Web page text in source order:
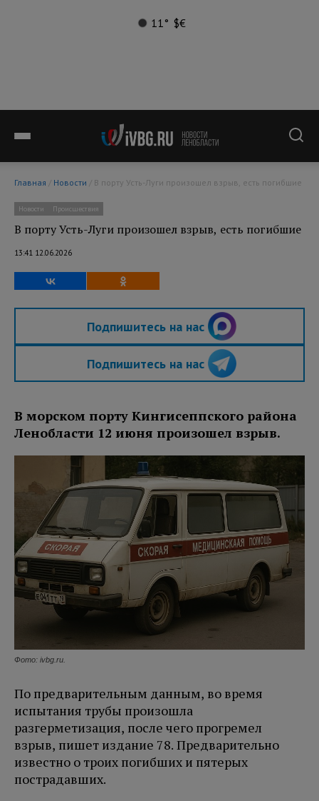
11° $€
Главная / Новости / В порту Усть-Луги произошел взрыв, есть погибшие
Новости Происшествия
В порту Усть-Луги произошел взрыв, есть погибшие
13:41 12.06.2026
Подпишитесь на нас
Подпишитесь на нас
В морском порту Кингисеппского района
Ленобласти 12 июня произошел взрыв.
Фото: ivbg.ru.
По предварительным данным, во время
испытания трубы произошла
разгерметизация, после чего прогремел
взрыв, пишет издание 78. Предварительно
известно о троих погибших и пятерых
пострадавших.